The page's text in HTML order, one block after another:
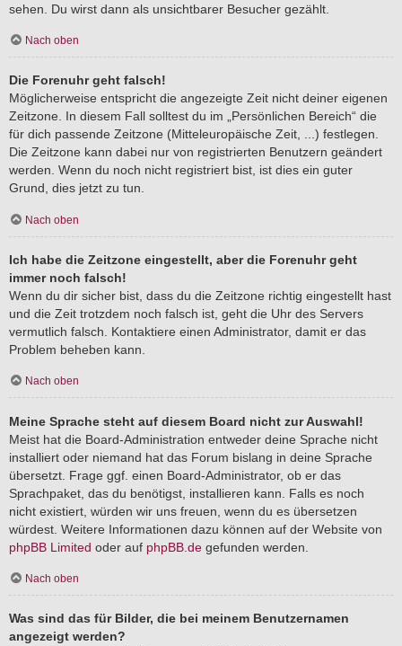
sehen. Du wirst dann als unsichtbarer Besucher gezählt.
Nach oben
Die Forenuhr geht falsch!
Möglicherweise entspricht die angezeigte Zeit nicht deiner eigenen
Zeitzone. In diesem Fall solltest du im „Persönlichen Bereich“ die
für dich passende Zeitzone (Mitteleuropäische Zeit, ...) festlegen.
Die Zeitzone kann dabei nur von registrierten Benutzern geändert
werden. Wenn du noch nicht registriert bist, ist dies ein guter
Grund, dies jetzt zu tun.
Nach oben
Ich habe die Zeitzone eingestellt, aber die Forenuhr geht
immer noch falsch!
Wenn du dir sicher bist, dass du die Zeitzone richtig eingestellt hast
und die Zeit trotzdem noch falsch ist, geht die Uhr des Servers
vermutlich falsch. Kontaktiere einen Administrator, damit er das
Problem beheben kann.
Nach oben
Meine Sprache steht auf diesem Board nicht zur Auswahl!
Meist hat die Board-Administration entweder deine Sprache nicht
installiert oder niemand hat das Forum bislang in deine Sprache
übersetzt. Frage ggf. einen Board-Administrator, ob er das
Sprachpaket, das du benötigst, installieren kann. Falls es noch
nicht existiert, würden wir uns freuen, wenn du es übersetzen
würdest. Weitere Informationen dazu können auf der Website von
phpBB Limited oder auf phpBB.de gefunden werden.
Nach oben
Was sind das für Bilder, die bei meinem Benutzernamen
angezeigt werden?